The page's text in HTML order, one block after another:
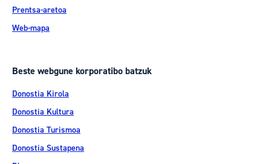
Prentsa-aretoa
Web-mapa
Beste webgune korporatibo batzuk
Donostia Kirola
Donostia Kultura
Donostia Turismoa
Donostia Sustapena